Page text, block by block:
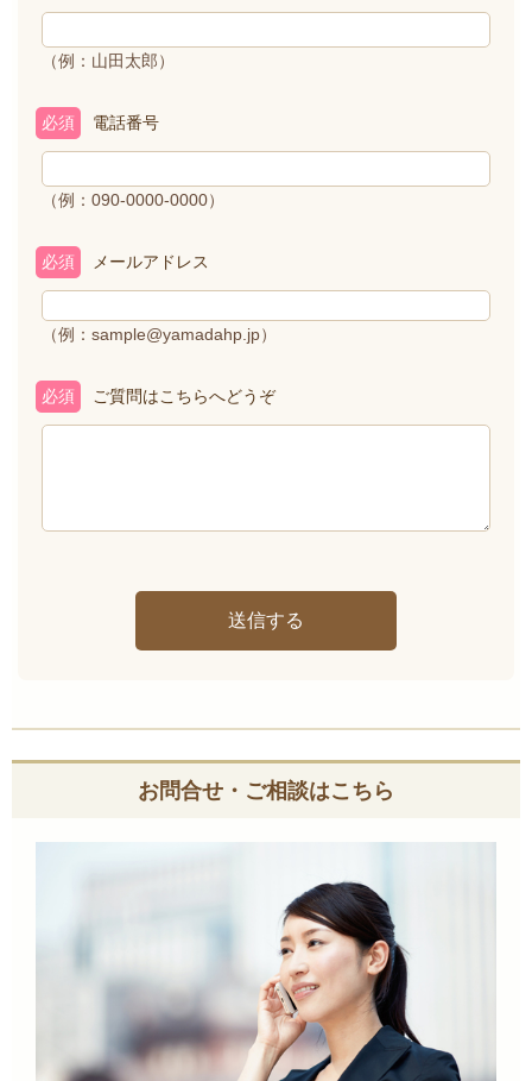
（例：山田太郎）
電話番号
必須
（例：090-0000-0000）
メールアドレス
必須
（例：sample@yamadahp.jp）
ご質問はこちらへどうぞ
必須
お問合せ・ご相談はこちら